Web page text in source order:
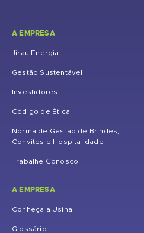
A EMPRESA
Jirau Energia
Gestão Sustentável
Investidores
Código de Ética
Norma de Gestão de Brindes,
Convites e Hospitalidade
Trabalhe Conosco
A EMPRESA
Conheça a Usina
Glossário